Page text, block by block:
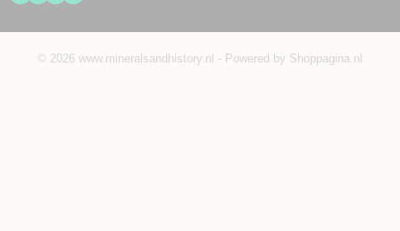
© 2026 www.mineralsandhistory.nl - Powered by Shoppagina.nl